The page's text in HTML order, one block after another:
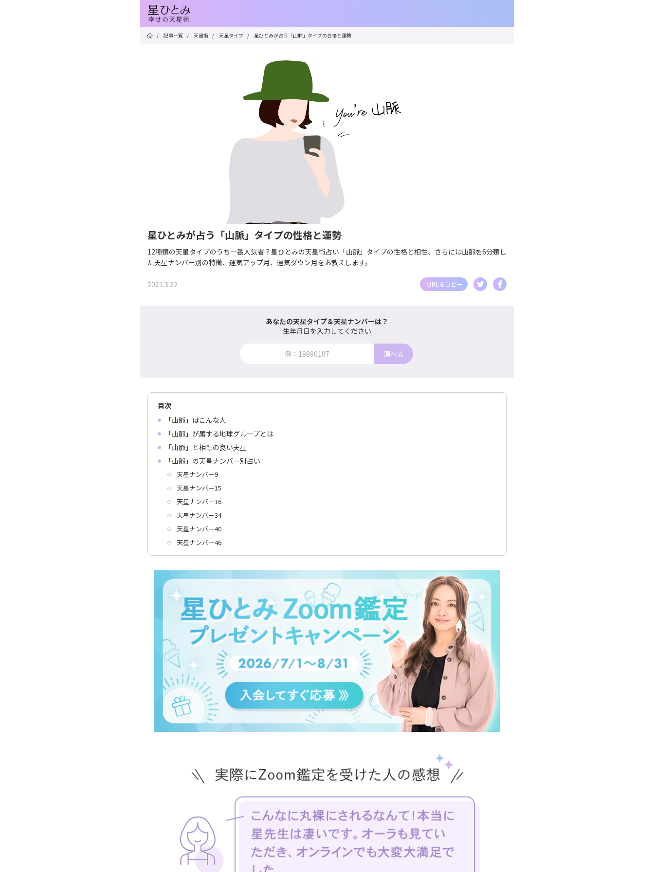
/ 記事一覧 / 天星術 / 天星タイプ / 星ひとみが占う「山脈」タイプの性格と運勢
星ひとみが占う「山脈」タイプの性格と運勢
12種類の天星タイプのうち一番人気者？星ひとみの天星術占い「山脈」タイプの性格と相性、さらには山脈を6分類し
た天星ナンバー別の特徴、運気アップ月、運気ダウン月をお教えします。
2021.3.22
あなたの天星タイプ＆天星ナンバーは？
生年月日を入力してください
調べる
目次
「山脈」はこんな人
「山脈」が属する地球グループとは
「山脈」と相性の良い天星
「山脈」の天星ナンバー別占い
天星ナンバー9
天星ナンバー15
天星ナンバー16
天星ナンバー34
天星ナンバー40
天星ナンバー46